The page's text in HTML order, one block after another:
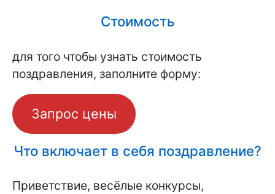
Стоимость
для того чтобы узнать стоимость
поздравления, заполните форму:
Запрос цены
Что включает в себя поздравление?
Приветствие, весёлые конкурсы,